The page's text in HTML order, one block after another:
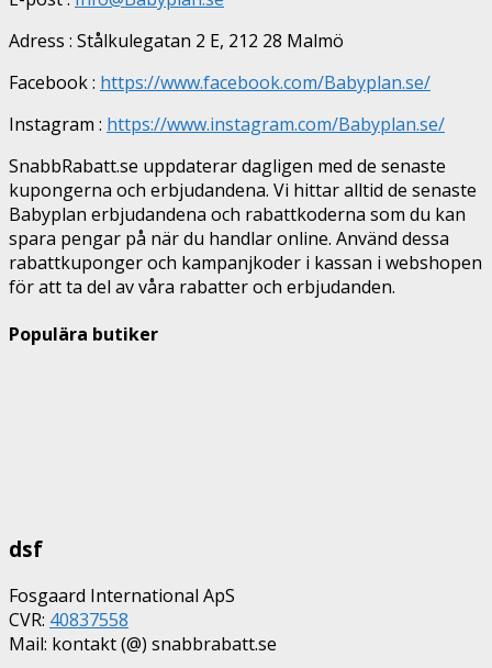
Adress : Stålkulegatan 2 E, 212 28 Malmö
Facebook : https://www.facebook.com/Babyplan.se/
Instagram : https://www.instagram.com/Babyplan.se/
SnabbRabatt.se uppdaterar dagligen med de senaste
kupongerna och erbjudandena. Vi hittar alltid de senaste
Babyplan erbjudandena och rabattkoderna som du kan
spara pengar på när du handlar online. Använd dessa
rabattkuponger och kampanjkoder i kassan i webshopen
för att ta del av våra rabatter och erbjudanden.
Populära butiker
dsf
Fosgaard International ApS
CVR: 40837558
Mail: kontakt (@) snabbrabatt.se